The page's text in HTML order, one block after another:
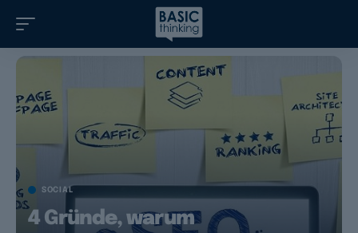
SOCIAL
4 Gründe, warum